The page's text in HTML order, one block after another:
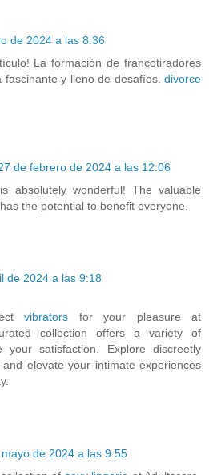
de 2024 a las 8:36
La formación de francotiradores
fascinante y lleno de desafíos. divorce
de febrero de 2024 a las 12:06
absolutely wonderful! The valuable
the potential to benefit everyone.
de 2024 a las 9:18
vibrators for your pleasure at
collection offers a variety of
your satisfaction. Explore discreetly
elevate your intimate experiences
de 2024 a las 9:55